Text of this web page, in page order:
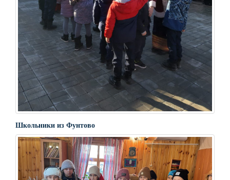
Школьники из Фунтово